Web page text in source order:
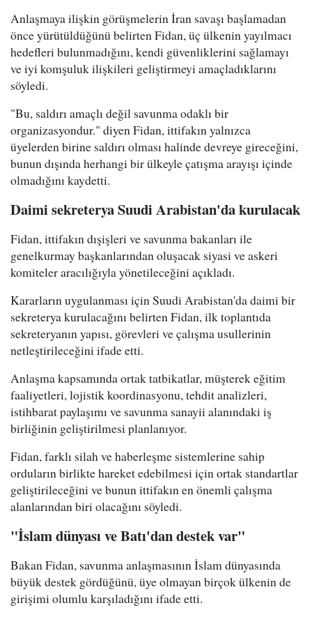
Anlaşmaya ilişkin görüşmelerin İran savaşı başlamadan
önce yürütüldüğünü belirten Fidan, üç ülkenin yayılmacı
hedefleri bulunmadığını, kendi güvenliklerini sağlamayı
ve iyi komşuluk ilişkileri geliştirmeyi amaçladıklarını
söyledi.
"Bu, saldırı amaçlı değil savunma odaklı bir
organizasyondur." diyen Fidan, ittifakın yalnızca
üyelerden birine saldırı olması halinde devreye gireceğini,
bunun dışında herhangi bir ülkeyle çatışma arayışı içinde
olmadığını kaydetti.
Daimi sekreterya Suudi Arabistan'da kurulacak
Fidan, ittifakın dışişleri ve savunma bakanları ile
genelkurmay başkanlarından oluşacak siyasi ve askeri
komiteler aracılığıyla yönetileceğini açıkladı.
Kararların uygulanması için Suudi Arabistan'da daimi bir
sekreterya kurulacağını belirten Fidan, ilk toplantıda
sekreteryanın yapısı, görevleri ve çalışma usullerinin
netleştirileceğini ifade etti.
Anlaşma kapsamında ortak tatbikatlar, müşterek eğitim
faaliyetleri, lojistik koordinasyonu, tehdit analizleri,
istihbarat paylaşımı ve savunma sanayii alanındaki iş
birliğinin geliştirilmesi planlanıyor.
Fidan, farklı silah ve haberleşme sistemlerine sahip
orduların birlikte hareket edebilmesi için ortak standartlar
geliştirileceğini ve bunun ittifakın en önemli çalışma
alanlarından biri olacağını söyledi.
"İslam dünyası ve Batı'dan destek var"
Bakan Fidan, savunma anlaşmasının İslam dünyasında
büyük destek gördüğünü, üye olmayan birçok ülkenin de
girişimi olumlu karşıladığını ifade etti.